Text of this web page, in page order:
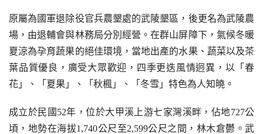
原屬為國軍退除役官兵農墾處的武陵墾區，後更名為武陵農
場，由退輔會與林務局分別經營。在群山屏障下，氣候冬暖
夏涼為孕育蔬果的絕佳環境，當地出產的水果、蔬菜以及茶
葉品質優良，廣受大眾歡迎，四季更迭風情迥異，以「春
花」、「夏果」、「秋楓」、「冬雪」特色為人知曉。
成立於民國52年，位於大甲溪上游七家灣溪畔，佔地727公
頃，地勢在海拔1,740公尺至2,599公尺之間，林木倉鬱。武